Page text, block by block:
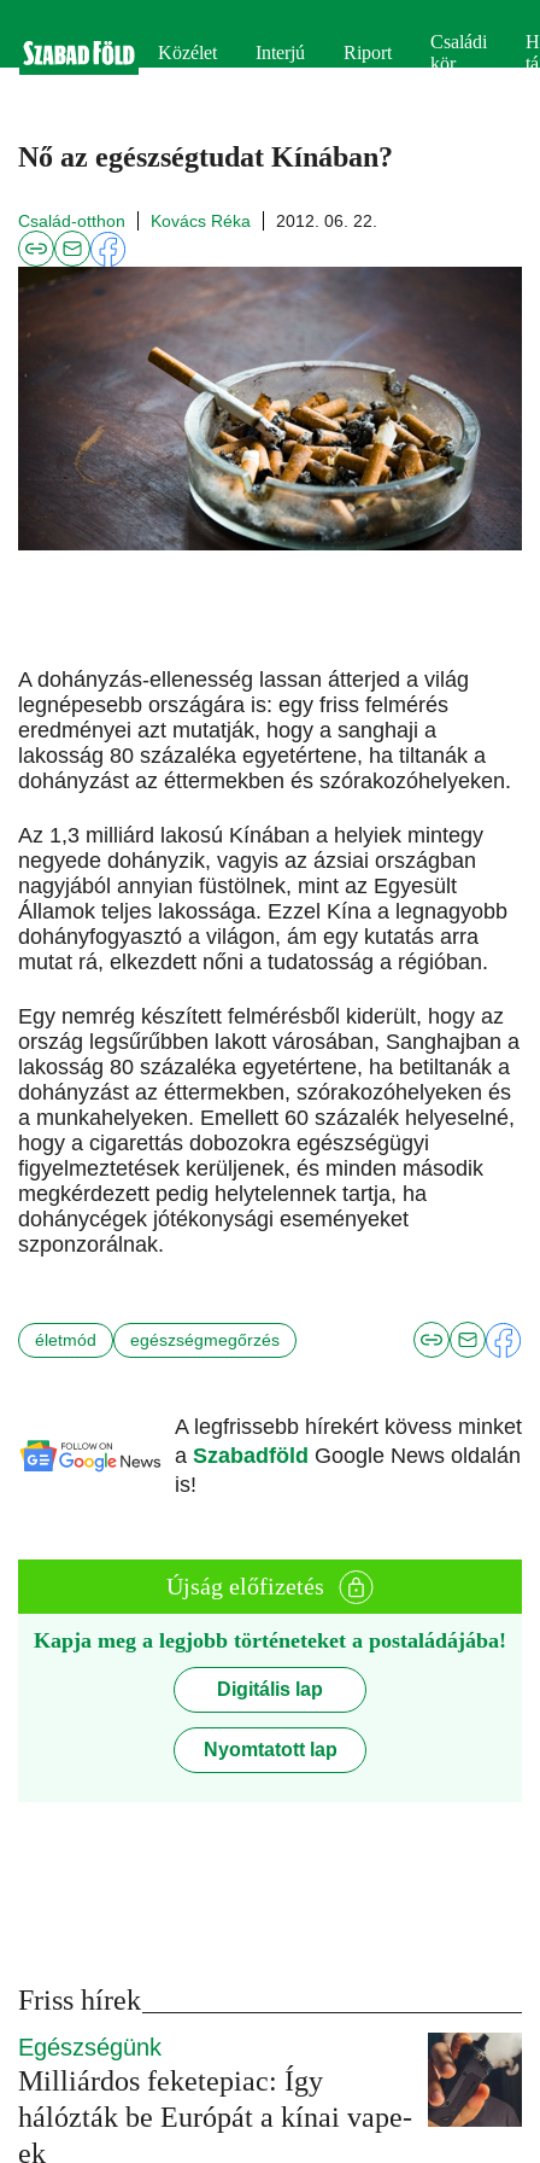
Közélet Interjú Riport
Családi
kör
Nő az egészségtudat Kínában?
Család-otthon Kovács Réka 2012. 06. 22.
A dohányzás-ellenesség lassan átterjed a világ
legnépesebb országára is: egy friss felmérés
eredményei azt mutatják, hogy a sanghaji a
lakosság 80 százaléka egyetértene, ha tiltanák a
dohányzást az éttermekben és szórakozóhelyeken.
Az 1,3 milliárd lakosú Kínában a helyiek mintegy
negyede dohányzik, vagyis az ázsiai országban
nagyjából annyian füstölnek, mint az Egyesült
Államok teljes lakossága. Ezzel Kína a legnagyobb
dohányfogyasztó a világon, ám egy kutatás arra
mutat rá, elkezdett nőni a tudatosság a régióban.
Egy nemrég készített felmérésből kiderült, hogy az
ország legsűrűbben lakott városában, Sanghajban a
lakosság 80 százaléka egyetértene, ha betiltanák a
dohányzást az éttermekben, szórakozóhelyeken és
a munkahelyeken. Emellett 60 százalék helyeselné,
hogy a cigarettás dobozokra egészségügyi
figyelmeztetések kerüljenek, és minden második
megkérdezett pedig helytelennek tartja, ha
dohánycégek jótékonysági eseményeket
szponzorálnak.
életmód egészségmegőrzés
A legfrissebb hírekért kövess minket
a Szabadföld Google News oldalán
is!
Újság előfizetés
Kapja meg a legjobb történeteket a postaládájába!
Digitális lap
Nyomtatott lap
Friss hírek
Egészségünk
Milliárdos feketepiac: Így
hálózták be Európát a kínai vape-
ek